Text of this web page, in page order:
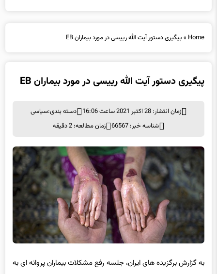
Home
» پیگیری دستور آیت الله رییسی در مورد بیماران EB
پیگیری دستور آیت الله رییسی در مورد بیماران EB
زمان انتشار: 28 اکتبر 2021 ساعت 16:06 دسته بندی:سیاسی
شناسه خبر: 66567
زمان مطالعه: 2 دقیقه
به گزارش برگزیده های ایران، جلسه رفع مشکلات بیماران پروانه ای به